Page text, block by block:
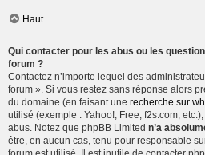
Haut
Qui contacter pour les abus ou les
forum ?
Contactez n’importe lequel des
forum ». Si vous restez sans réponse alors
du domaine (en faisant une recherche sur
utilisé (exemple : Yahoo!, Free, f2s.com,
abus. Notez que phpBB Limited n’a
être, en aucun cas, tenu pour responsable